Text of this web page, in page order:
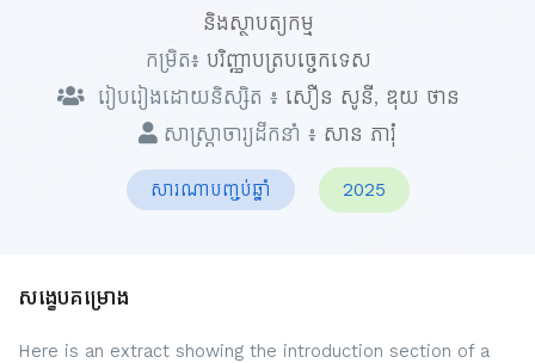
និងស្ថាបត្យកម្ម
កម្រិត៖ បរិញ្ញាបត្របច្ចេកទេស
រៀបរៀងដោយនិស្សិត ៖ សឿន​ សូនី, ឌុយ​ ថាន
សាស្ត្រាចារ្យដឹកនាំ ៖ សាន ភារុំ
សារណាបញ្ចប់ឆ្នាំ 2025
សង្ខេបគម្រោង
Here is an extract showing the introduction section of a